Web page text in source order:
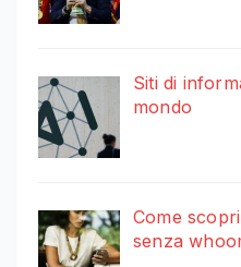
Siti di
mondo
Come
senza